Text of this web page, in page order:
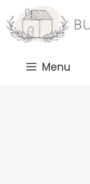
Saltar
al
contenido
Menu